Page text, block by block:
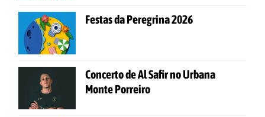
Festas da Peregrina 2026
Concerto de Al Safir no Urbana
Monte Porreiro